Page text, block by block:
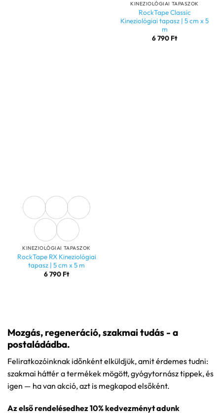
KINEZIOLÓGIAI TAPASZOK
RockTape Classic
Kineziológiai tapasz | 5 cm x 5
m
6 790 Ft
KINEZIOLÓGIAI TAPASZOK
RockTape RX Kineziológiai
tapasz | 5 cm x 5 m
6 790 Ft
Mozgás, regeneráció, szakmai tudás - a
postaládádba.
Feliratkozóinknak időnként elküldjük, amit érdemes tudni:
szakmai háttér a termékek mögött, gyógytornász tippek, és
igen — ha van akció, azt is megkapod elsőként.
Az első rendelésedhez 10% kedvezményt adunk